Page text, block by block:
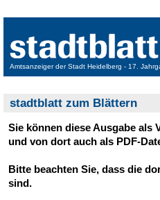
Amtsanzeiger der Stadt Heidelberg - 17.
stadtblatt zum Blättern
Sie können diese Ausgabe als
und von dort auch als PDF-
Bitte beachten Sie, dass die
sind.